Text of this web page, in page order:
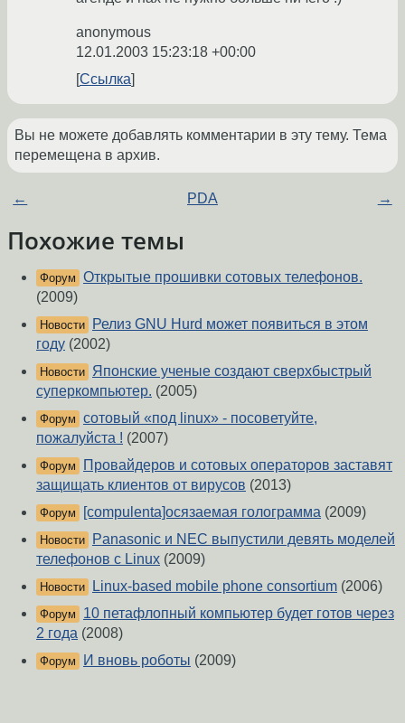
anonymous
12.01.2003 15:23:18 +00:00
Ссылка
Вы не можете добавлять комментарии в эту тему. Тема
перемещена в архив.
← PDA →
Похожие темы
Форум Открытые прошивки сотовых телефонов.
(2009)
Новости
Релиз GNU Hurd может появиться в этом
году (2002)
Новости Японские ученые создают сверхбыстрый
суперкомпьютер. (2005)
Форум сотовый «под linux» - посоветуйте,
пожалуйста ! (2007)
Форум
Провайдеров и сотовых операторов заставят
защищать клиентов от вирусов (2013)
Форум [compulenta]осязаемая голограмма (2009)
Новости
Panasonic и NEC выпустили девять моделей
телефонов с Linux (2009)
Новости Linux-based mobile phone consortium (2006)
Форум
10 петафлопный компьютер будет готов через
2 года (2008)
Форум И вновь роботы (2009)